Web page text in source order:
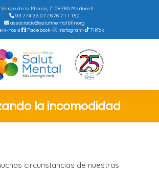
Verge de la Mercè, 7 · 08760 Martorell
93 774 33 07 / 676 711 150
associacio@salutmentalblln.org
nos a
Facebook· Instagram· TikTok
la incomodidad
circunstancias de nuestras